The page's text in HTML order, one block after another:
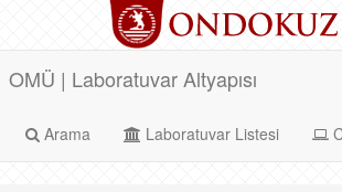
OMÜ | Laboratuvar Altyapısı
Arama Laboratuvar Listesi